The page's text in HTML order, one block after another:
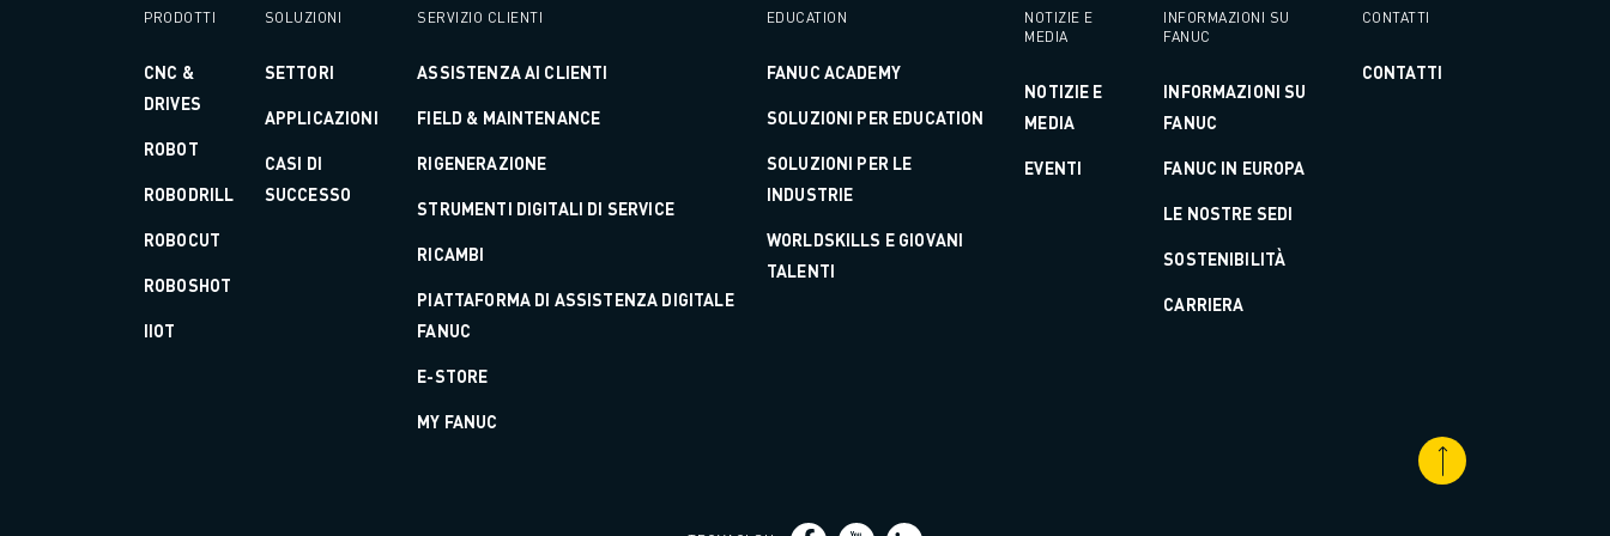
ROBOCUT HARDWARE
SOFTWARE ROBOCUT
MANUTENZIONE PREVENTIVA DI ROBOCUT
SOSTENIBILITÀ DI ROBOCUT
SOLUZIONI DI FABBRICA INTELLIGENTI PER AUMENTARE L'EFFICIENZA PRODUTTIVA (IOT)
REGISTRAZIONE DEI PRODOTTI " PORTALE FANUC
PRODOTTI
CNC &
DRIVES
ROBOT
ROBODRILL
ROBOCUT
ROBOSHOT
IIOT
SOLUZIONI
SETTORI
APPLICAZIONI
CASI DI
SUCCESSO
SERVIZIO CLIENTI
ASSISTENZA AI CLIENTI
FIELD & MAINTENANCE
RIGENERAZIONE
STRUMENTI DIGITALI DI SERVICE
RICAMBI
PIATTAFORMA DI ASSISTENZA DIGITALE
FANUC
E-STORE
MY FANUC
EDUCATION
FANUC ACADEMY
SOLUZIONI PER EDUCATION
SOLUZIONI PER LE
INDUSTRIE
WORLDSKILLS E GIOVANI
TALENTI
NOTIZIE E
MEDIA
NOTIZIE E
MEDIA
EVENTI
INFORMAZIONI SU
FANUC
INFORMAZIONI SU
FANUC
FANUC IN EUROPA
LE NOSTRE SEDI
SOSTENIBILITÀ
CARRIERA
CONTATTI
CONTATTI